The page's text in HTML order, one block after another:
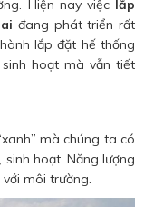
Hiện nay việc lắp
đang phát triển rất
lắp đặt hế thống
hoạt mà vẫn tiết
mà chúng ta có
hoạt. Năng lượng
môi trường.